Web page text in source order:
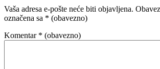
Vaša adresa e-pošte neće biti objavljena.
označena sa * (obavezno)
Komentar * (obavezno)